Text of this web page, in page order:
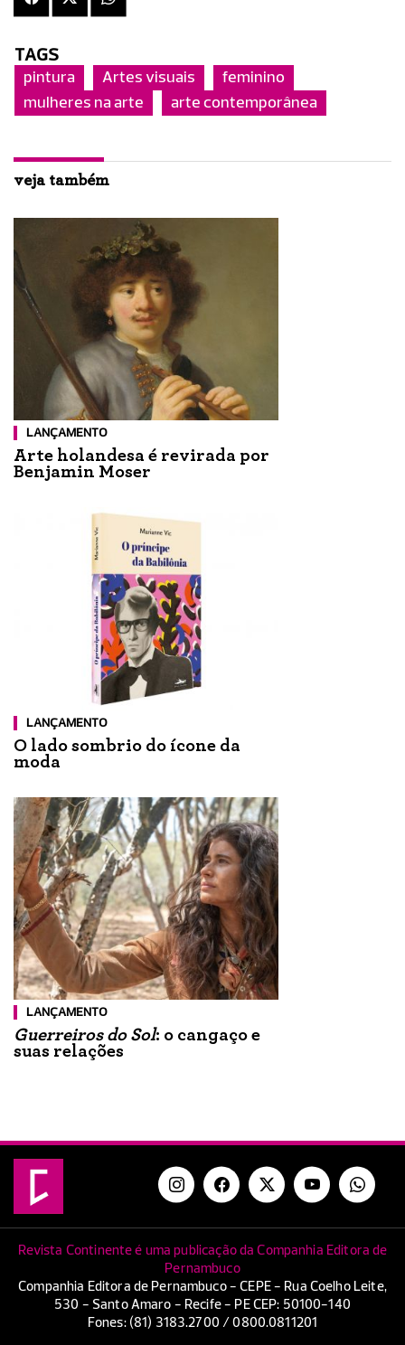
TAGS
pintura Artes visuais
feminino
mulheres na arte
arte contemporânea
veja também
LANÇAMENTO
Arte holandesa é revirada por
Benjamin Moser
LANÇAMENTO
O lado sombrio do ícone da
moda
LANÇAMENTO
Guerreiros do Sol: o cangaço e
suas relações
Revista Continente é uma publicação da Companhia Editora de
Pernambuco
Companhia Editora de Pernambuco - CEPE - Rua Coelho Leite,
530 - Santo Amaro - Recife - PE CEP: 50100-140
Fones: (81) 3183.2700 / 0800.0811201